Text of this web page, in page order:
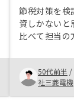
節税対策を検
資しかないと
比べて担当の
寧な案内に
とが決めてと
定申告をし
が明確になり
ば、他所様に
50代前半 /
社三菱電機